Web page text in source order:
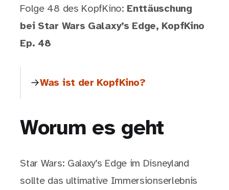
Folge 48 des KopfKino: Enttäuschung
bei Star Wars Galaxy’s Edge, KopfKino
Ep. 48
Was ist der KopfKino?
Worum es geht
Star Wars: Galaxy’s Edge im Disneyland
sollte das ultimative Immersionserlebnis